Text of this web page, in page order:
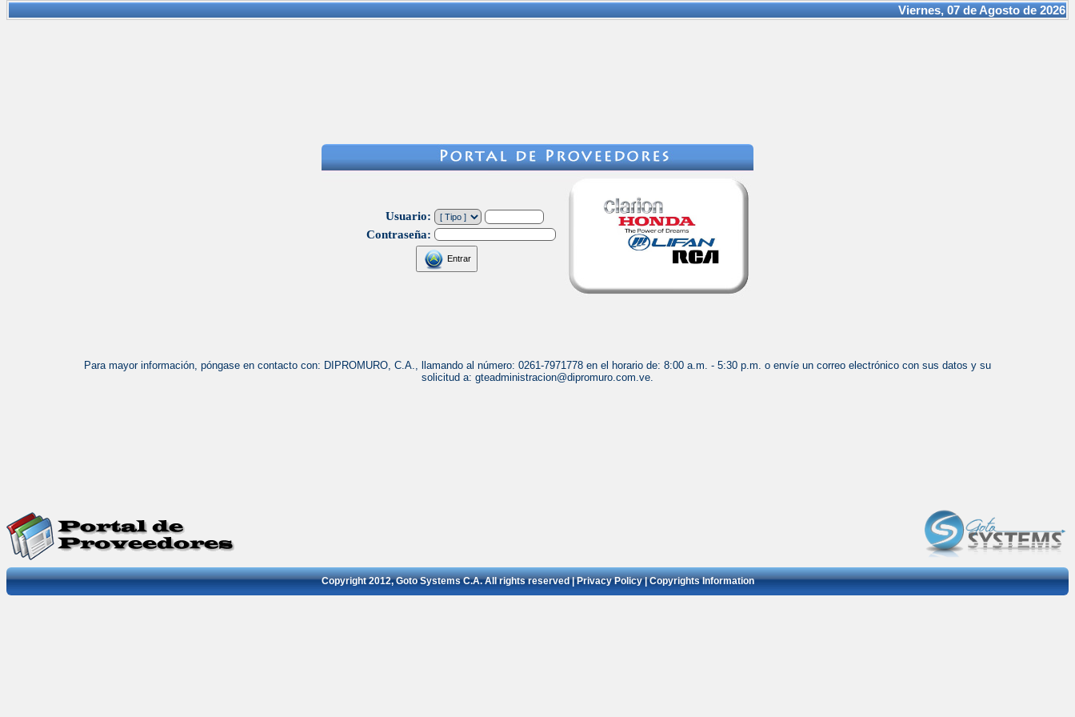
Viernes, 07 de Agosto de 2026
Usuario:
Contraseña:
Entrar
Para mayor información, póngase en contacto con: DIPROMURO, C.A., llamando al número: 0261-7971778 en el horario de: 8:00 a.m. - 5:30 p.m. o envíe un correo electrónico con sus datos y su
solicitud a: gteadministracion@dipromuro.com.ve.
Copyright 2012, Goto Systems C.A. All rights reserved | Privacy Policy | Copyrights Information